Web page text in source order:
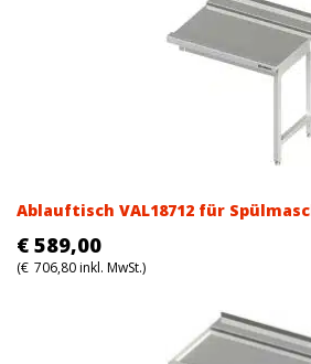
Ablauftisch VAL18712 für
€ 589,00
(€ 706,80inkl. MwSt.)